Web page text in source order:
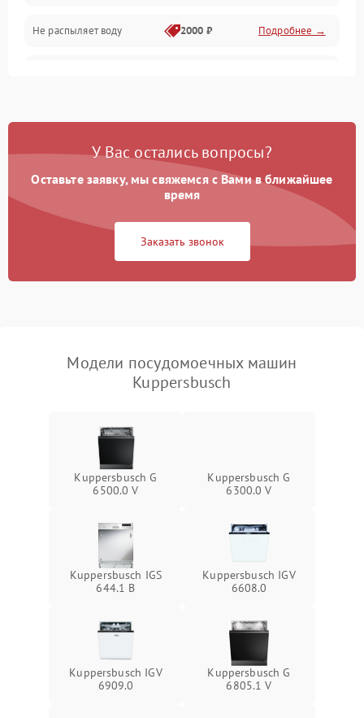
Программное обеспечение
Не распыляет воду 2000 ₽ Подробнее →
Проблемы с набором
Не работает сушилка 2100 ₽ Подробнее →
Сбои в работе таймера 1700 ₽
У Вас остались вопросы?
Оставьте заявку, мы свяжемся с Вами в ближайшее
время
Заказать звонок
Модели посудомоечных машин
Kuppersbusch
Kuppersbusch G
6500.0 V
Kuppersbusch G
6300.0 V
Kuppersbusch IGS
644.1 B
Kuppersbusch IGV
6608.0
Kuppersbusch IGV
6909.0
Kuppersbusch G
6805.1 V